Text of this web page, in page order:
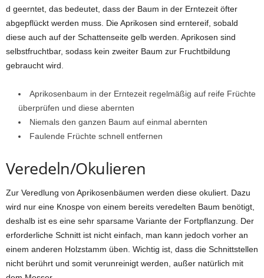
d geerntet, das bedeutet, dass der Baum in der Erntezeit öfter
abgepflückt werden muss. Die Aprikosen sind erntereif, sobald
diese auch auf der Schattenseite gelb werden. Aprikosen sind
selbstfruchtbar, sodass kein zweiter Baum zur Fruchtbildung
gebraucht wird.
Aprikosenbaum in der Erntezeit regelmäßig auf reife Früchte
überprüfen und diese abernten
Niemals den ganzen Baum auf einmal abernten
Faulende Früchte schnell entfernen
Veredeln/Okulieren
Zur Veredlung von Aprikosenbäumen werden diese okuliert. Dazu
wird nur eine Knospe von einem bereits veredelten Baum benötigt,
deshalb ist es eine sehr sparsame Variante der Fortpflanzung. Der
erforderliche Schnitt ist nicht einfach, man kann jedoch vorher an
einem anderen Holzstamm üben. Wichtig ist, dass die Schnittstellen
nicht berührt und somit verunreinigt werden, außer natürlich mit